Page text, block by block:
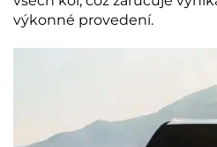
výkonné provedení.